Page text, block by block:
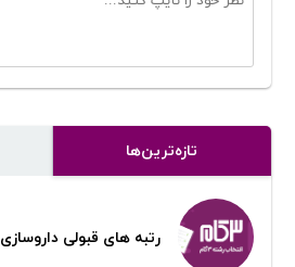
تازه‌ترین‌ها
رتبه های قبولی داروسازی 97